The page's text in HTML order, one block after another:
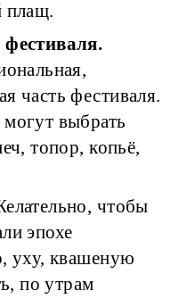
плащ.
часть фестиваля.
выбрать
топор, копьё,
чтобы
эпохе
уху, квашеную
по утрам